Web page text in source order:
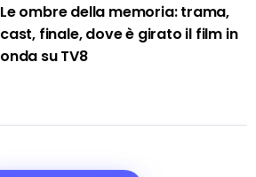
Le ombre della memoria: trama,
cast, finale, dove è girato il film in
onda su TV8